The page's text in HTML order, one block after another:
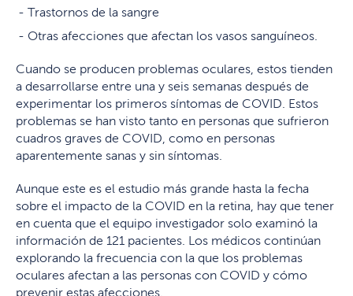
Trastornos de la sangre
Otras afecciones que afectan los vasos sanguíneos.
Cuando se producen problemas oculares, estos tienden
a desarrollarse entre una y seis semanas después de
experimentar los primeros síntomas de COVID. Estos
problemas se han visto tanto en personas que sufrieron
cuadros graves de COVID, como en personas
aparentemente sanas y sin síntomas.
Aunque este es el estudio más grande hasta la fecha
sobre el impacto de la COVID en la retina, hay que tener
en cuenta que el equipo investigador solo examinó la
información de 121 pacientes. Los médicos continúan
explorando la frecuencia con la que los problemas
oculares afectan a las personas con COVID y cómo
prevenir estas afecciones.